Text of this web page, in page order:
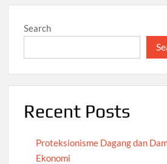
Search
Recent Posts
Proteksionisme Dagang dan
Ekonomi